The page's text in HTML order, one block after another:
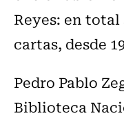
Reyes: en total
cartas, desde
Pedro Pablo
Biblioteca